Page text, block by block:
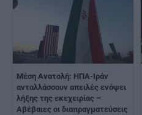
Μέση Ανατολή: ΗΠΑ-Ιράν
ανταλλάσσουν απειλές ενόψει
λήξης της εκεχειρίας –
Αβέβαιες οι διαπραγματεύσεις